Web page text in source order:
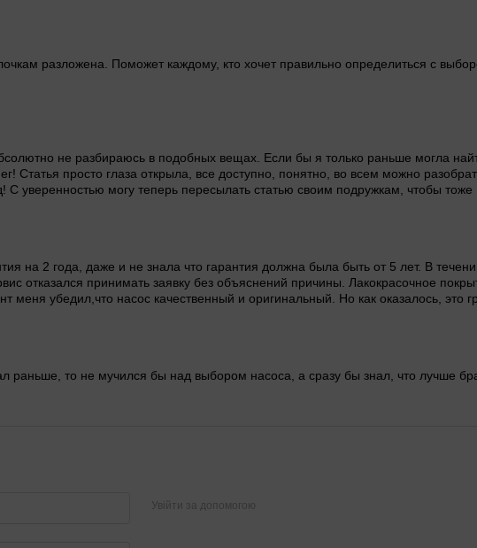
разложена. Поможет каждому, кто хочет правильно определиться с
не разбираюсь в подобных вещах. Если бы я только раньше могла
Статья просто глаза открыла, все доступно, понятно, во всем можно
С уверенностью могу теперь пересылать статью своим подружкам, чтобы тоже
на 2 года, даже и не знала что гарантия должна была быть от 5 лет. В
отказался принимать заявку без объяснений причины. Лакокрасочное
меня убедил,что насос качественный и оригинальный. Но как оказалось, это
раньше, то не мучился бы над выбором насоса, а сразу бы знал, что лучше
Увійти за допомогою